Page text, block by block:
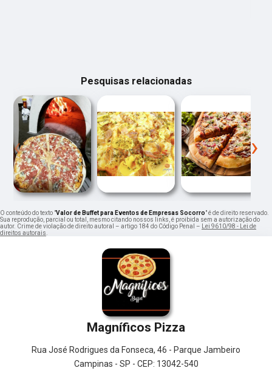
Pesquisas relacionadas
‹ ›
O conteúdo do texto "Valor de Buffet para Eventos de Empresas Socorro" é de direito reservado.
Sua reprodução, parcial ou total, mesmo citando nossos links, é proibida sem a autorização do
autor. Crime de violação de direito autoral – artigo 184 do Código Penal –
Lei 9610/98 - Lei de
direitos autorais
Magníficos Pizza
Rua José Rodrigues da Fonseca, 46 - Parque Jambeiro
Campinas - SP - CEP: 13042-540